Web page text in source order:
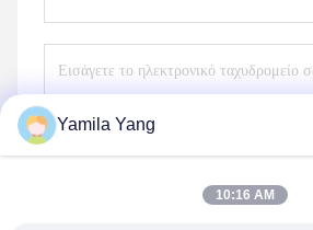
Στείλετε
Yamila Yang
10:16 AM